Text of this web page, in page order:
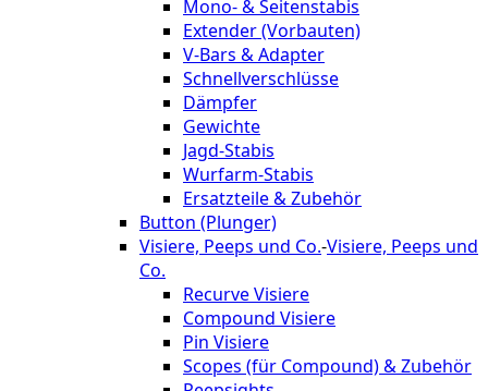
Mono- & Seitenstabis
Extender (Vorbauten)
V-Bars & Adapter
Schnellverschlüsse
Dämpfer
Gewichte
Jagd-Stabis
Wurfarm-Stabis
Ersatzteile & Zubehör
Button (Plunger)
Visiere, Peeps und Co.-Visiere, Peeps und
Co.
Recurve Visiere
Compound Visiere
Pin Visiere
Scopes (für Compound) & Zubehör